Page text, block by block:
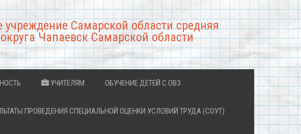
Самарской области средняя
Чапаевск Самарской области
УЧИТЕЛЯМ ОБУЧЕНИЕ ДЕТЕЙ С ОВЗ
ПРОВЕДЕНИЯ СПЕЦИАЛЬНОЙ ОЦЕНКИ УСЛОВИЙ ТРУДА (СОУТ)